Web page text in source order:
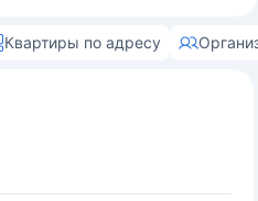
Квартиры по адресу